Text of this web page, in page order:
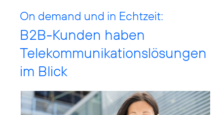
On demand und in Echtzeit:
B2B-Kunden haben
Telekommunikationslösungen
im Blick